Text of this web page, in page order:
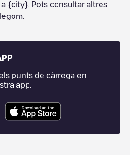
{city} . Pots consultar altres
punts de càrrega en
app.